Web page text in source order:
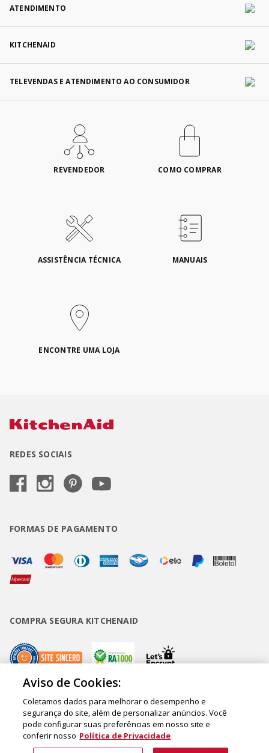
ATENDIMENTO
KITCHENAID
TELEVENDAS E ATENDIMENTO AO CONSUMIDOR
REVENDEDOR COMO COMPRAR
ASSISTÊNCIA TÉCNICA MANUAIS
ENCONTRE UMA LOJA
REDES SOCIAIS
FORMAS DE PAGAMENTO
COMPRA SEGURA KITCHENAID
Copyright • BUD Comércio de Eletrodomésticos Ltda. ® 2020 - CNPJ
62.058.318/0007-76. - Inscrição Municipal/Estadual 148.044.198.118 Sede:
Rua Olympia Semeraro, 675 - Jardim Santa Emília - CEP 04183-090 - São
Aviso de Cookies:
Coletamos dados para melhorar o desempenho e
segurança do site, além de personalizar anúncios. Você
pode configurar suas preferências em nosso site e
conferir nosso Política de Privacidade